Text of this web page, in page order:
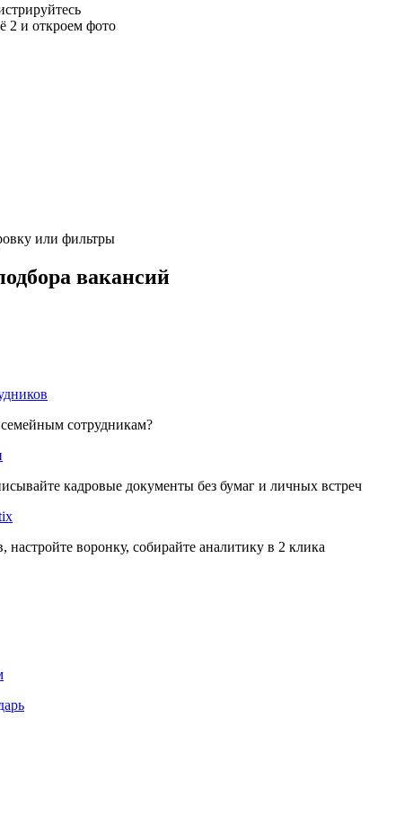
2 и откроем фото
или фильтры
вакансий
сотрудникам?
кадровые документы без бумаг и личных встреч
настройте воронку, собирайте аналитику в 2 клика